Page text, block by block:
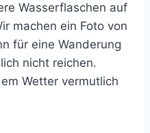
Wasserflaschen auf
machen ein Foto von
für eine Wanderung
nicht reichen.
Wetter vermutlich